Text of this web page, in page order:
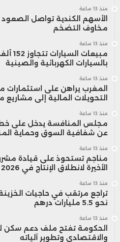
منذ 13 ساعة
مخاوف التضخم
منذ 13 ساعة
بالسيارات الكهربائية والصينية
منذ 13 ساعة
المغرب يراهن على استثمارات
التحويلات المالية إلى مشاريع
منذ 13 ساعة
مجلس المنافسة يدخل على خط
عن شفافية السوق وحماية
منذ 13 ساعة
مناجم تستحوذ على قيادة
الأخيرة لانطلاق الإنتاج في 2026
منذ 13 ساعة
تراجع مرتقب في حاجيات
نحو 5.5 مليارات درهم
منذ 13 ساعة
الحكومة تفتح ملف دعم سكن
والاقتصادي وتطوير آلياته